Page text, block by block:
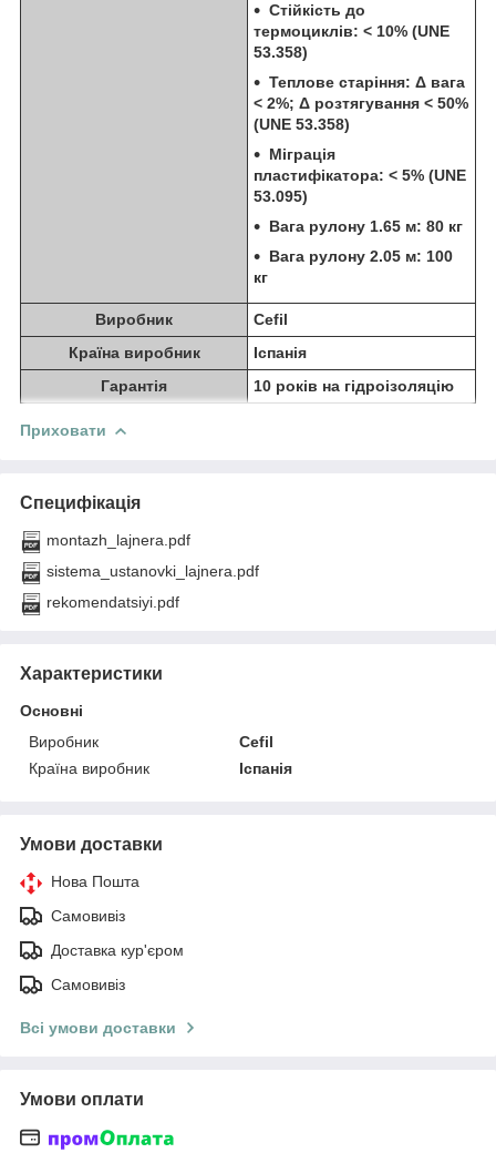
Стійкість до
термоциклів: < 10% (UNE
53.358)
Теплове старіння: Δ вага
< 2%; Δ розтягування < 50%
(UNE 53.358)
Міграція
пластифікатора: < 5% (UNE
53.095)
Вага рулону 1.65 м: 80 кг
Вага рулону 2.05 м: 100
кг
Виробник
Cefil
Країна виробник
Іспанія
Гарантія
10 років на гідроізоляцію
Приховати
Специфікація
montazh_lajnera.pdf
sistema_ustanovki_lajnera.pdf
rekomendatsiyi.pdf
Характеристики
Основні
Виробник
Cefil
Країна виробник
Іспанія
Умови доставки
Нова Пошта
Самовивіз
Доставка кур'єром
Самовивіз
Всі умови доставки
Умови оплати